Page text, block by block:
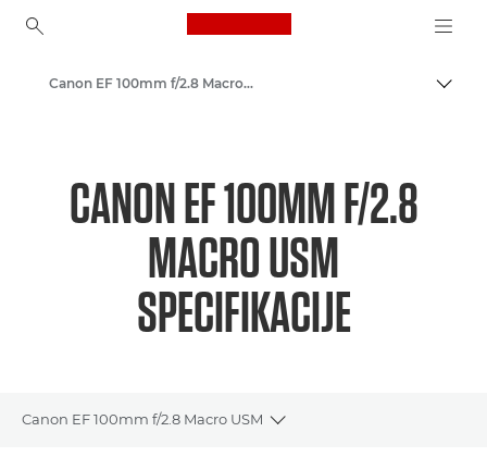
Canon Logo, back to
Canon EF 100mm f/2.8 Macro USM - Objektivi – objektivi za kamere i fotoaparate
CANON EF 100MM F/2.8
MACRO USM
SPECIFIKACIJE
Canon EF 100mm f/2.8 Macro USM
Toggle breadcrumbs